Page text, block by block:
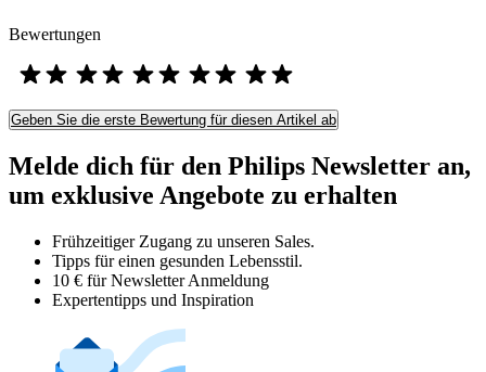
Bewertungen
Geben Sie die erste Bewertung für diesen Artikel ab
Melde dich für den Philips Newsletter an,
um exklusive Angebote zu erhalten
Frühzeitiger Zugang zu unseren Sales.
Tipps für einen gesunden Lebensstil.
10 € für Newsletter Anmeldung
Expertentipps und Inspiration